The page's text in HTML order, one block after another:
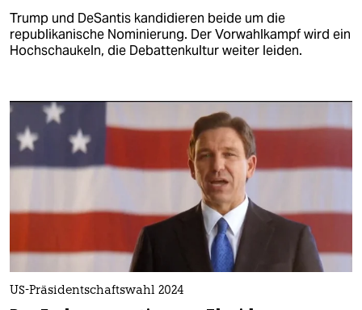
Trump und DeSantis kandidieren beide um die
republikanische Nominierung. Der Vorwahlkampf wird ein
Hochschaukeln, die Debattenkultur weiter leiden.
US-Präsidentschaftswahl 2024